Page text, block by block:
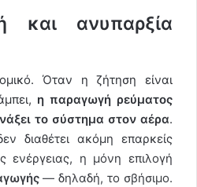
και ανυπαρξία
Όταν η ζήτηση είναι
η παραγωγή ρεύματος
το σύστημα στον αέρα.
διαθέτει ακόμη επαρκείς
ενέργειας, η μόνη επιλογή
— δηλαδή, το σβήσιμο.